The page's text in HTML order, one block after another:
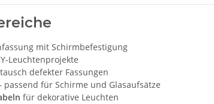
mit Schirmbefestigung
Leuchtenprojekte
defekter Fassungen
passend für Schirme und Glasaufsätze
für dekorative Leuchten